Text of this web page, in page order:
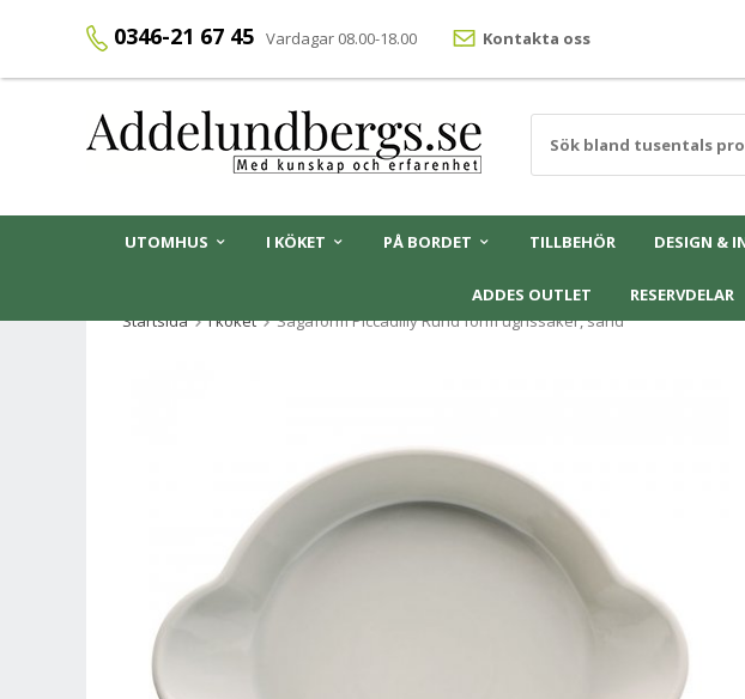
0346-21 67 45 Vardagar 08.00-18.00 Kontakta oss
UTOMHUS I KÖKET PÅ BORDET TILLBEHÖR DESIGN &
ADDES OUTLET RESERVDELAR
Startsida
I köket Sagaform Piccadilly Rund form ugnssäker, sand